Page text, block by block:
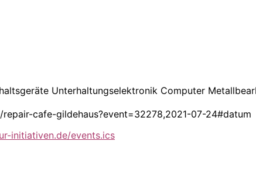
Unterhaltungselektronik Computer
cafe-gildehaus?event=32278,2021-07-24#datum
initiativen.de/events.ics